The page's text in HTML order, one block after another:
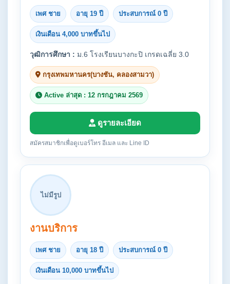
เพศ ชาย อายุ 19 ปี ประสบการณ์ 0 ปี
เงินเดือน 4,000 บาทขึ้นไป
วุฒิการศึกษา : ม.6 โรงเรียนบางกะปิ เกรดเฉลี่ย 3.0
กรุงเทพมหานคร(บางชัน, คลองสามวา)
Active ล่าสุด : 12 กรกฎาคม 2569
ดูรายละเอียด
สมัครสมาชิกเพื่อดูเบอร์โทร อีเมล และ Line ID
ไม่มีรูป
งานบริการ
เพศ ชาย อายุ 18 ปี ประสบการณ์ 0 ปี
เงินเดือน 10,000 บาทขึ้นไป